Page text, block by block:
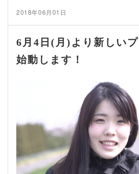
2018年06月01日
6月4日(月)より新しい
始動します！